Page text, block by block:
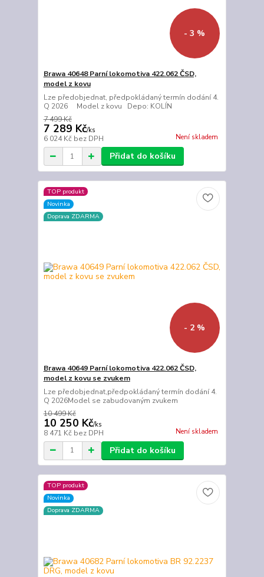
- 3 %
Brawa 40648 Parní lokomotiva 422.062 ČSD,
model z kovu
Lze předobjednat, předpokládaný termín dodání 4.
Q 2026 Model z kovu Depo: KOLÍN
7 499 Kč
7 289 Kč/ks
6 024 Kč bez DPH Není skladem
Přidat do košíku
TOP produkt
Novinka
Doprava ZDARMA
- 2 %
Brawa 40649 Parní lokomotiva 422.062 ČSD,
model z kovu se zvukem
Lze předobjednat,předpokládaný termín dodání 4.
Q 2026Model se zabudovaným zvukem
10 499 Kč
10 250 Kč/ks
8 471 Kč bez DPH Není skladem
Přidat do košíku
TOP produkt
Novinka
Doprava ZDARMA